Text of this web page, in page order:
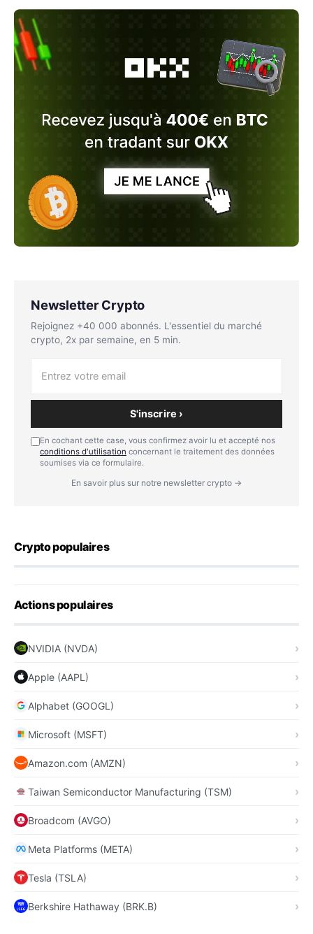
Newsletter Crypto
Rejoignez +40 000 abonnés. L'essentiel du marché
crypto, 2x par semaine, en 5 min.
S'inscrire ›
En cochant cette case, vous confirmez avoir lu et accepté nos
conditions d'utilisation concernant le traitement des données
soumises via ce formulaire.
En savoir plus sur notre newsletter crypto →
Crypto populaires
Actions populaires
NVIDIA (NVDA)
Apple (AAPL)
Alphabet (GOOGL)
Microsoft (MSFT)
Amazon.com (AMZN)
Taiwan Semiconductor Manufacturing (TSM)
Broadcom (AVGO)
Meta Platforms (META)
Tesla (TSLA)
Berkshire Hathaway (BRK.B)